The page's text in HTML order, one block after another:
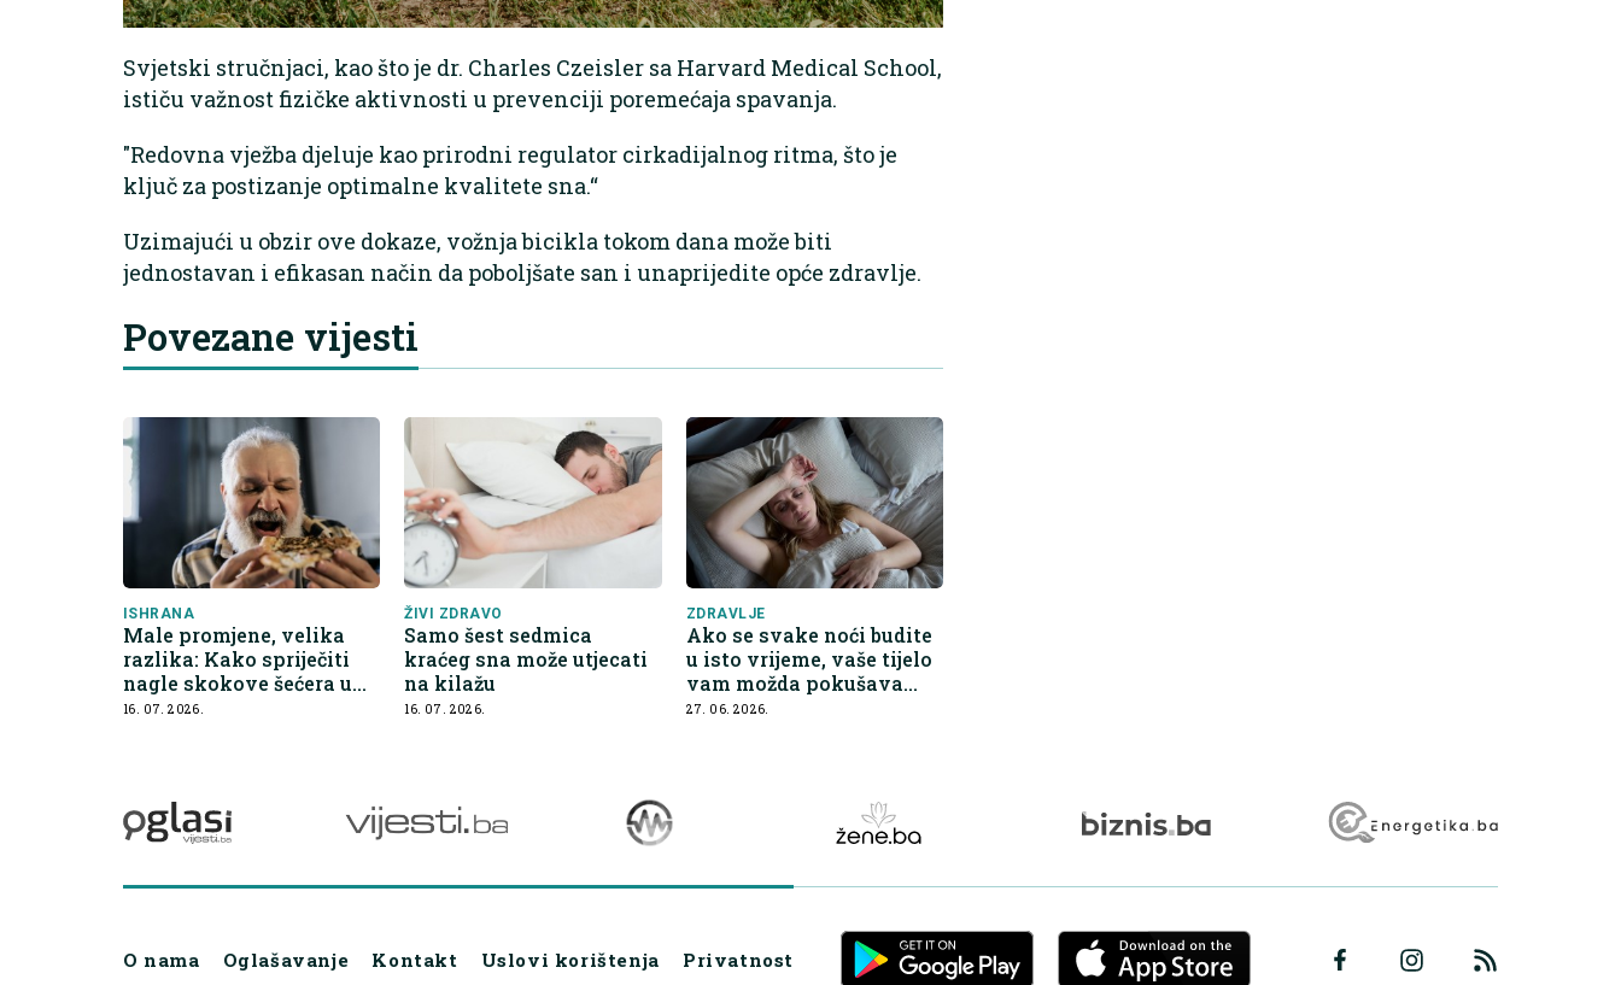
Svjetski stručnjaci, kao što je dr. Charles Czeisler sa Harvard Medical School,
ističu važnost fizičke aktivnosti u prevenciji poremećaja spavanja.
"Redovna vježba djeluje kao prirodni regulator cirkadijalnog ritma, što je
ključ za postizanje optimalne kvalitete sna.“
Uzimajući u obzir ove dokaze, vožnja bicikla tokom dana može biti
jednostavan i efikasan način da poboljšate san i unaprijedite opće zdravlje.
Povezane vijesti
ISHRANA
Male promjene, velika
razlika: Kako spriječiti
nagle skokove šećera u
krvi
16. 07. 2026.
ŽIVI ZDRAVO
Samo šest sedmica
kraćeg sna može utjecati
na kilažu
16. 07. 2026.
ZDRAVLJE
Ako se svake noći budite
u isto vrijeme, vaše tijelo
vam možda pokušava
nešto reći
27. 06. 2026.
O nama Oglašavanje Kontakt Uslovi korištenja Privatnost